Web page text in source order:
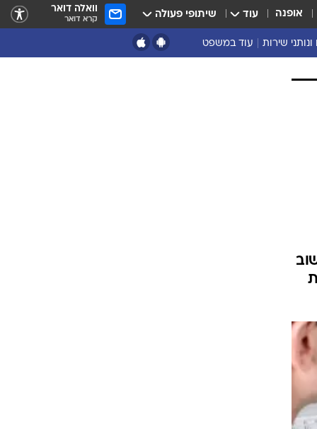
אופנה עוד שיתופי פעולה וואלה דואר
קרא דואר
שירות עוד במשפט